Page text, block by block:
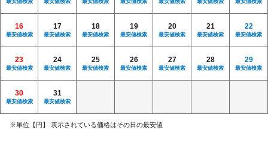
16
最安値検索
17
最安値検索
18
最安値検索
19
最安値検索
20
最安値検索
21
最安値検索
22
最安値検索
23
最安値検索
24
最安値検索
25
最安値検索
26
最安値検索
27
最安値検索
28
最安値検索
29
最安値検索
30
最安値検索
31
最安値検索
※単位【円】 表示されている価格はその日の最安値